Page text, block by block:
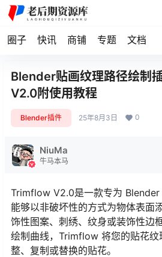
圈子 快讯 商铺 专题 文档
Blender贴画纹理路径绘制
V2.0附使用教程
Blender插件 25年8月3日 0
NiuMa
牛马本马
Trimflow V2.0是一款专为 Blender
能够以非破坏性的方式为物体表面
饰性图案、刺绣、纹身或装饰性边
绘制曲线，Trimflow 将您的贴花纹
整、复制或替换的贴花。